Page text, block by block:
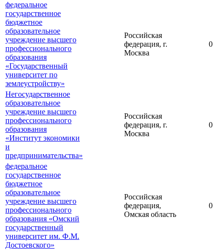
федеральное
государственное
бюджетное
образовательное
учреждение высшего
профессионального
образования
«Государственный
университет по
землеустройству»
Российская
федерация, г.
Москва
0
Негосударственное
образовательное
учреждение высшего
профессионального
образования
«Институт экономики
и
предпринимательства»
Российская
федерация, г.
Москва
0
федеральное
государственное
бюджетное
образовательное
учреждение высшего
профессионального
образования «Омский
государственный
университет им. Ф.М.
Достоевского»
Российская
федерация,
Омская область
0